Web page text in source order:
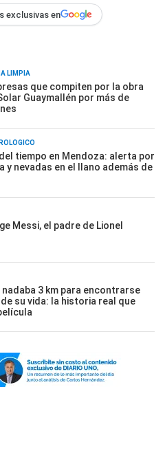
exclusivas en
LIMPIA
que compiten por la obra
Guaymallén por más de
tiempo en Mendoza: alerta por
y nevadas en el llano además de
Messi, el padre de Lionel
nadaba 3 km para encontrarse
su vida: la historia real que